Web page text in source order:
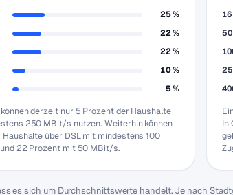
25 %
22 %
22 %
10 %
5 %
derzeit nur 5 Prozent der Haushalte
250 MBit/s nutzen. Weiterhin können
Haushalte über DSL mit mindestens 100
22 Prozent mit 50 MBit/s.
In
es sich um Durchschnittswerte handelt. Je nach